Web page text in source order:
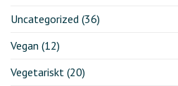
Uncategorized (36)
Vegan (12)
Vegetariskt (20)